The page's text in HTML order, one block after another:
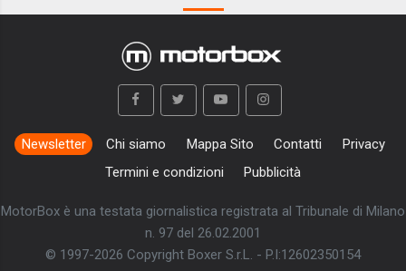
Newsletter Chi siamo Mappa Sito Contatti
Privacy
Termini e condizioni
Pubblicità
MotorBox è una testata giornalistica registrata al Tribunale di Milano
n. 97 del 26.02.2001
© 1997-2026 Copyright Boxer S.r.L. - P.I:12602350154